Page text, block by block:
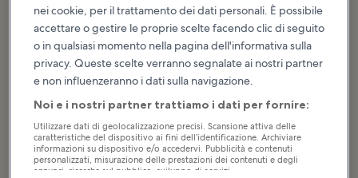
ampio prato verde, il complesso religioso racconta della vita
semplice del tempo, dedicata alla preghiera e al lavoro. Nel fine
settimana vengono organizzate visite guidate della Chiesa e del
Chiostro, del Mulino e della Cappella di San Bernardo, dove si
possono osservare preziosi affreschi. Vuoi rilassarti? Fermati al
ristoro dell’Abbazia che propone degustazioni dei prodotti dei
monaci, oppure compra biscotti, formaggi, pasta, tè e tisane alla
bottega e assaggiali a casa. Secondo la leggenda, furono proprio i
frati di Chiaravalle a mettere a punto la preparazione del grana
padano DOP.
nei cookie, per il trattamento dei dati personali. È possibile
accettare o gestire le proprie scelte facendo clic di seguito
o in qualsiasi momento nella pagina dell'informativa sulla
privacy. Queste scelte verranno segnalate ai nostri partner
e non influenzeranno i dati sulla navigazione.
Noi e i nostri partner trattiamo i dati per fornire:
Utilizzare dati di geolocalizzazione precisi. Scansione attiva delle
caratteristiche del dispositivo ai fini dell’identificazione. Archiviare
informazioni su dispositivo e/o accedervi. Pubblicità e contenuti
personalizzati, misurazione delle prestazioni dei contenuti e degli
annunci, ricerche sul pubblico, sviluppo di servizi.